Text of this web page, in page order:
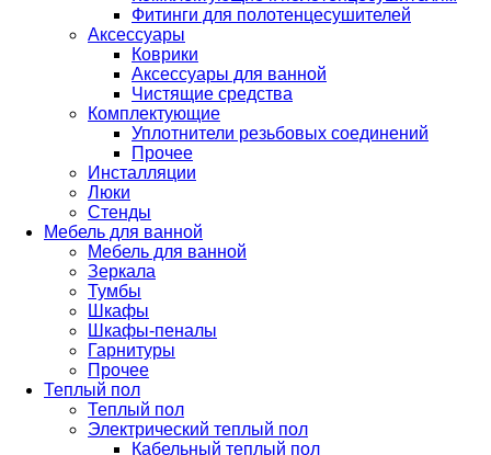
Фитинги для полотенцесушителей
Аксессуары
Коврики
Аксессуары для ванной
Чистящие средства
Комплектующие
Уплотнители резьбовых соединений
Прочее
Инсталляции
Люки
Стенды
Мебель для ванной
Мебель для ванной
Зеркала
Тумбы
Шкафы
Шкафы-пеналы
Гарнитуры
Прочее
Теплый пол
Теплый пол
Электрический теплый пол
Кабельный теплый пол